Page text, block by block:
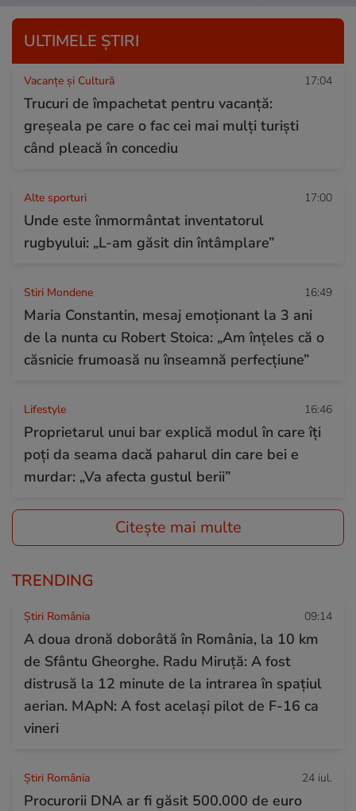
ULTIMELE ȘTIRI
Vacanțe și Cultură 17:04
Trucuri de împachetat pentru vacanță:
greșeala pe care o fac cei mai mulți turiști
când pleacă în concediu
Alte sporturi 17:00
Unde este înmormântat inventatorul
rugbyului: „L-am găsit din întâmplare”
Stiri Mondene 16:49
Maria Constantin, mesaj emoționant la 3 ani
de la nunta cu Robert Stoica: „Am înțeles că o
căsnicie frumoasă nu înseamnă perfecțiune”
Lifestyle 16:46
Proprietarul unui bar explică modul în care îți
poți da seama dacă paharul din care bei e
murdar: „Va afecta gustul berii”
Citește mai multe
TRENDING
Știri România 09:14
A doua dronă doborâtă în România, la 10 km
de Sfântu Gheorghe. Radu Miruță: A fost
distrusă la 12 minute de la intrarea în spațiul
aerian. MApN: A fost același pilot de F-16 ca
vineri
Știri România 24 iul.
Procurorii DNA ar fi găsit 500.000 de euro